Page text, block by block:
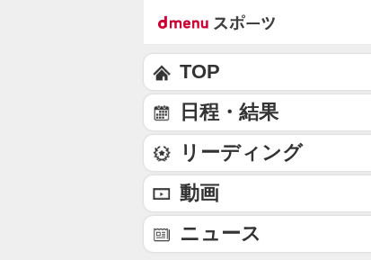
TOP
日程・結果
リーディング
動画
ニュース